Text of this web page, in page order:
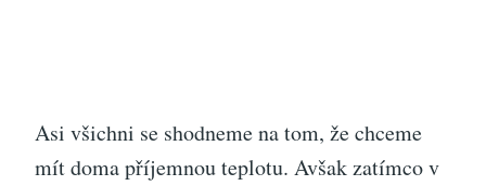
Asi všichni se shodneme na tom, že chceme
mít doma příjemnou teplotu. Avšak zatímco v